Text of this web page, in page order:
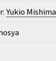
Yukio Mishima